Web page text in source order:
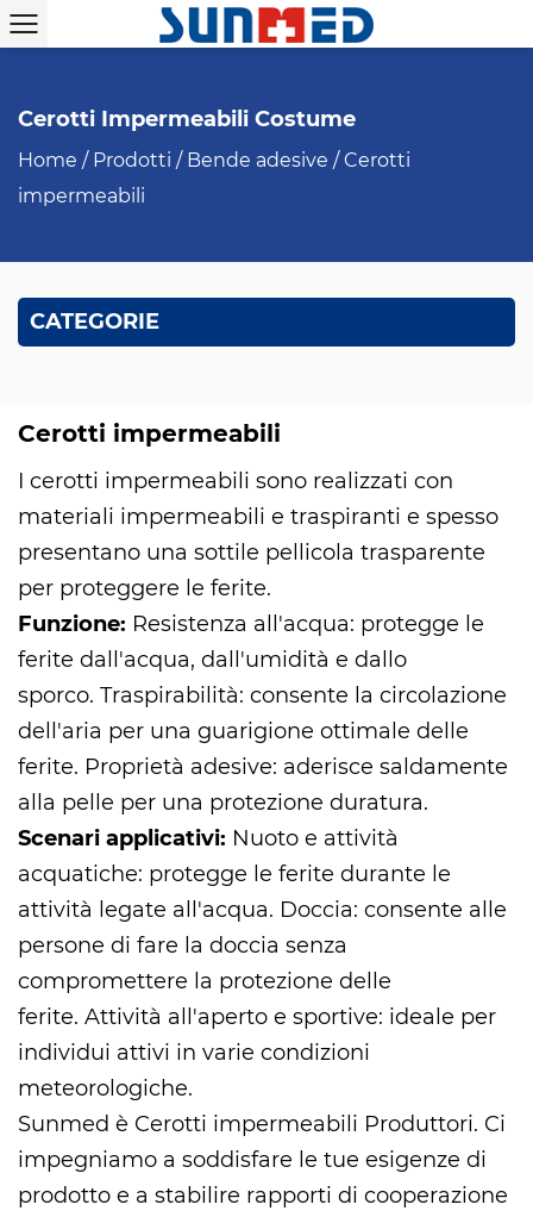
Cerotti Impermeabili Costume
Home / Prodotti / Bende adesive /Cerotti
impermeabili
CATEGORIE
Cerotti impermeabili
I cerotti impermeabili sono realizzati con
materiali impermeabili e traspiranti e spesso
presentano una sottile pellicola trasparente
per proteggere le ferite.
Funzione: Resistenza all'acqua: protegge le
ferite dall'acqua, dall'umidità e dallo
sporco. Traspirabilità: consente la circolazione
dell'aria per una guarigione ottimale delle
ferite. Proprietà adesive: aderisce saldamente
alla pelle per una protezione duratura.
Scenari applicativi: Nuoto e attività
acquatiche: protegge le ferite durante le
attività legate all'acqua. Doccia: consente alle
persone di fare la doccia senza
compromettere la protezione delle
ferite. Attività all'aperto e sportive: ideale per
individui attivi in varie condizioni
meteorologiche.
Sunmed è Cerotti impermeabili Produttori. Ci
impegniamo a soddisfare le tue esigenze di
prodotto e a stabilire rapporti di cooperazione